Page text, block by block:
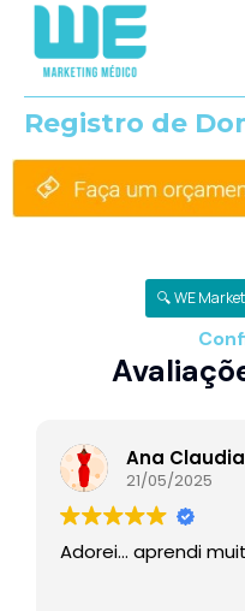
Registro de
🔍 WE
Ana
21/05/2025